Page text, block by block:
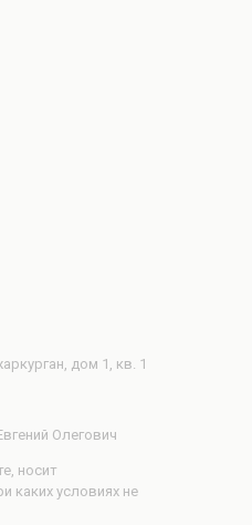
дом 1, кв. 1
Олегович
носит
каких условиях не